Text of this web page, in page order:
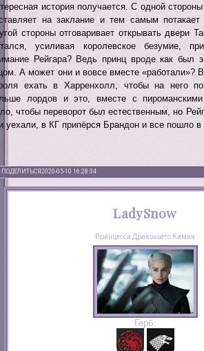
история получается. С одной
на заклание и тем самым
стороны отговаривает открывать двери
усиливая королевское безумие,
Рейгара? Ведь принц вроде как был
А может они и вовсе вместе «работали»?
ехать в Харренхолл, чтобы на него
лордов и это, вместе с
чтобы переворот был естественным, но
уехали, в КГ припёрся Брандон и все пошло в
ПОДЕЛИТЬСЯ2020-05-10 16:28:34
LadySnow
Принцесса Драконьего Камня
Герб: